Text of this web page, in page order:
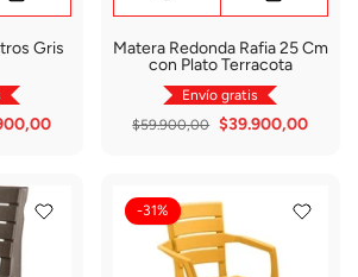
Gris
Matera Redonda Rafia 25 Cm
con Plato Terracota
Envío gratis
$59.900,00 $39.900,00
-31%